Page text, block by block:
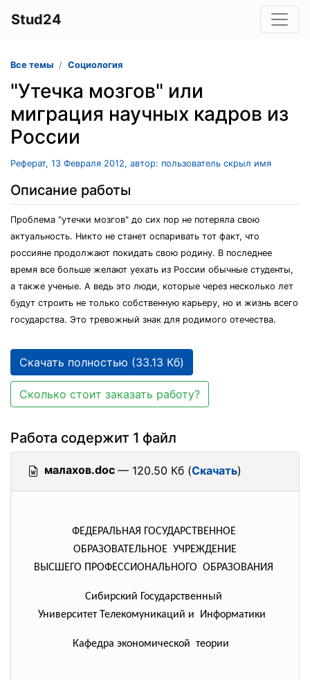
Stud24
Все темы Социология
"Утечка мозгов" или
миграция научных кадров из
России
Реферат, 13 Февраля 2012, автор: пользователь скрыл имя
Описание работы
Проблема "утечки мозгов" до сих пор не потеряла свою
актуальность. Никто не станет оспаривать тот факт, что
россияне продолжают покидать свою родину. В последнее
время все больше желают уехать из России обычные студенты,
а также ученые. А ведь это люди, которые через несколько лет
будут строить не только собственную карьеру, но и жизнь всего
государства. Это тревожный знак для родимого отечества.
Скачать полностью (33.13 Кб)
Сколько стоит заказать работу?
Работа содержит 1 файл
малахов.doc — 120.50 Кб (Скачать)
ФЕДЕРАЛЬНАЯ ГОСУДАРСТВЕННОЕ
ОБРАЗОВАТЕЛЬНОЕ УЧРЕЖДЕНИЕ
ВЫСШЕГО ПРОФЕССИОНАЛЬНОГО ОБРАЗОВАНИЯ
Сибирский Государственный
Университет Телекомуникаций и Информатики
Кафедра экономической теории